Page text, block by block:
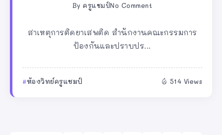
By ครูแชมป์No Comment
สาเหตุการติดยาเสพติด สำนักงานคณะกรรมการ
ป้องกันและปราบปร...
ห้องวิทย์ครูแชมป์ 514 Views